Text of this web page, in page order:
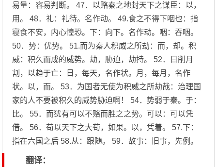
易量：容易判断。 47．以赂秦之地封天下之谋臣：以，
用。 48．礼：礼待。名作动。 49.食之不得下咽也：指
寝食不安，内心惶恐。下：向下。名作动。咽：吞咽。
50．势：优势。 51.而为秦人积威之所劫：而，却。积
威：积久而成的威势。劫，胁迫，劫持。 52．日削月
割，以趋于亡：日，每天，名作状。月，每月，名作
状。以，而。 53．为国者无使为积威之所劫哉：治理国
家的人不要被积久的威势胁迫啊！ 54．势弱于秦。于：
比。 55．而犹有可以不赂而胜之之势。可以：可以凭
借。 56．苟以天下之大苟，如果。以，凭着。 57.下：
指在六国之后 58.从：跟随。 59．故事：旧事，先例。
翻译：